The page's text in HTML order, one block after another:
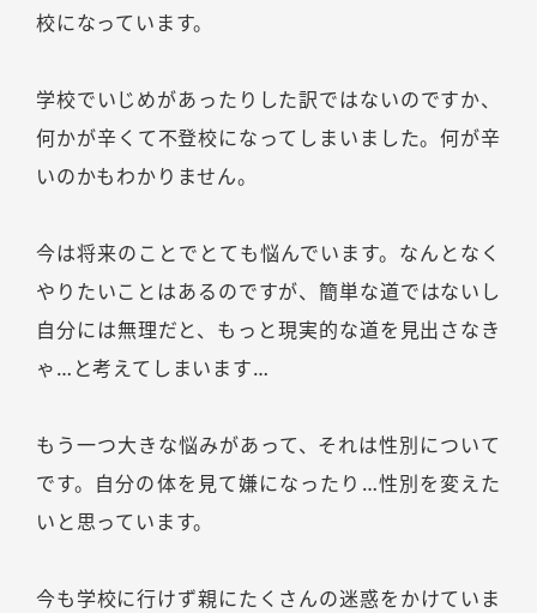
校になっています。
学校でいじめがあったりした訳ではないのですか、
何かが辛くて不登校になってしまいました。何が辛
いのかもわかりません。
今は将来のことでとても悩んでいます。なんとなく
やりたいことはあるのですが、簡単な道ではないし
自分には無理だと、もっと現実的な道を見出さなき
ゃ…と考えてしまいます…
もう一つ大きな悩みがあって、それは性別について
です。自分の体を見て嫌になったり…性別を変えた
いと思っています。
今も学校に行けず親にたくさんの迷惑をかけていま